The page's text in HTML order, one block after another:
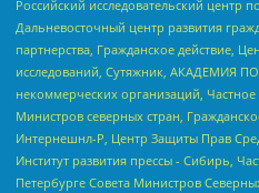
Российский исследовательский центр
Дальневосточный центр развития
партнерства, Гражданское действие,
исследований, Сутяжник, АКАДЕМИЯ
некоммерческих организаций,
Министров северных стран,
Интернешнл-Р, Центр Защиты Прав
Институт развития прессы - Сибирь,
Петербурге Совета Министров